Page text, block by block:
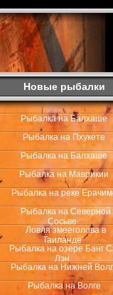
Новые рыбалки
Рыбалка на Балхаше
Рыбалка на Пхукете
Рыбалка на Балхаше
Рыбалка на Маврикии
Рыбалка на реке
Рыбалка на Северной
Сосьве
Ловля змееголова в
Таиланде
Рыбалка на озере Банг
Лэн
Рыбалка на Нижней
Рыбалка на Волге